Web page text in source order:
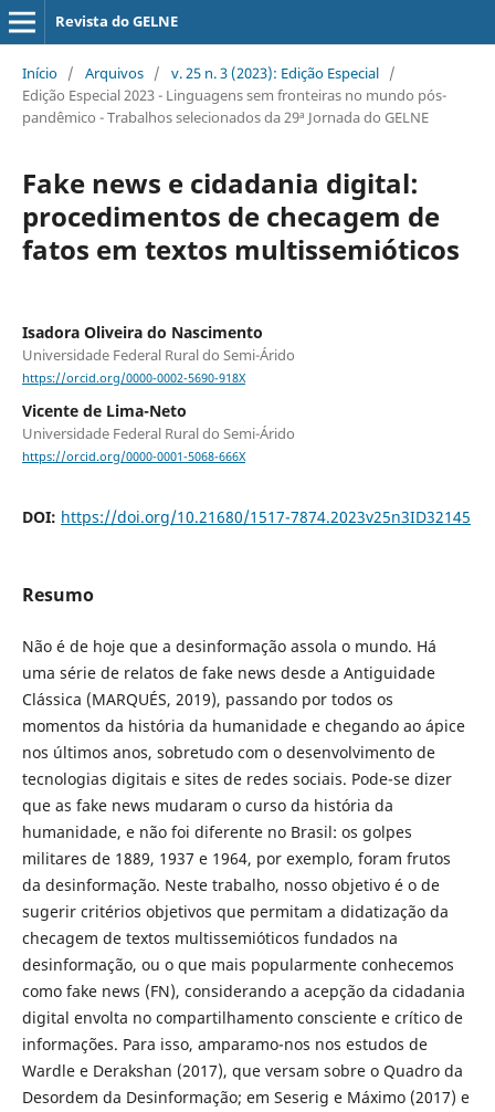
Revista do GELNE
Início / Arquivos / v. 25 n. 3 (2023): Edição Especial /
Edição Especial 2023 - Linguagens sem fronteiras no mundo pós-
pandêmico - Trabalhos selecionados da 29ª Jornada do GELNE
Fake news e cidadania digital:
procedimentos de checagem de
fatos em textos multissemióticos
Isadora Oliveira do Nascimento
Universidade Federal Rural do Semi-Árido
https://orcid.org/0000-0002-5690-918X
Vicente de Lima-Neto
Universidade Federal Rural do Semi-Árido
https://orcid.org/0000-0001-5068-666X
DOI: https://doi.org/10.21680/1517-7874.2023v25n3ID32145
Resumo
Não é de hoje que a desinformação assola o mundo. Há
uma série de relatos de fake news desde a Antiguidade
Clássica (MARQUÉS, 2019), passando por todos os
momentos da história da humanidade e chegando ao ápice
nos últimos anos, sobretudo com o desenvolvimento de
tecnologias digitais e sites de redes sociais. Pode-se dizer
que as fake news mudaram o curso da história da
humanidade, e não foi diferente no Brasil: os golpes
militares de 1889, 1937 e 1964, por exemplo, foram frutos
da desinformação. Neste trabalho, nosso objetivo é o de
sugerir critérios objetivos que permitam a didatização da
checagem de textos multissemióticos fundados na
desinformação, ou o que mais popularmente conhecemos
como fake news (FN), considerando a acepção da cidadania
digital envolta no compartilhamento consciente e crítico de
informações. Para isso, amparamo-nos nos estudos de
Wardle e Derakshan (2017), que versam sobre o Quadro da
Desordem da Desinformação; em Seserig e Máximo (2017) e